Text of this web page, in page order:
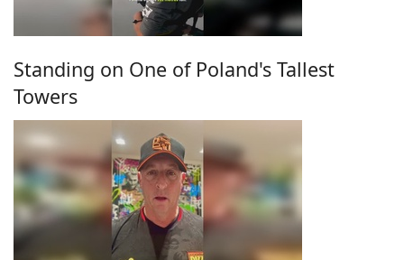
Standing on One of Poland's Tallest
Towers